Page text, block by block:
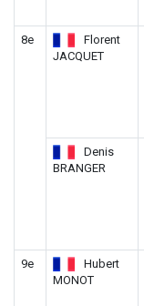
8e
Florent
JACQUET
Denis
BRANGER
9e
Hubert
MONOT